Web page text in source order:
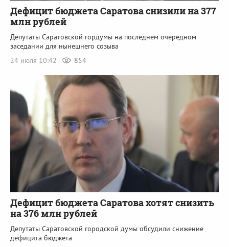
Дефицит бюджета Саратова снизили на 377
млн рублей
Депутаты Саратовской гордумы на последнем очередном
заседании для нынешнего созыва
24 июля 10:42
854
Дефицит бюджета Саратова хотят снизить
на 376 млн рублей
Депутаты Саратовской городской думы обсудили снижение
дефицита бюджета